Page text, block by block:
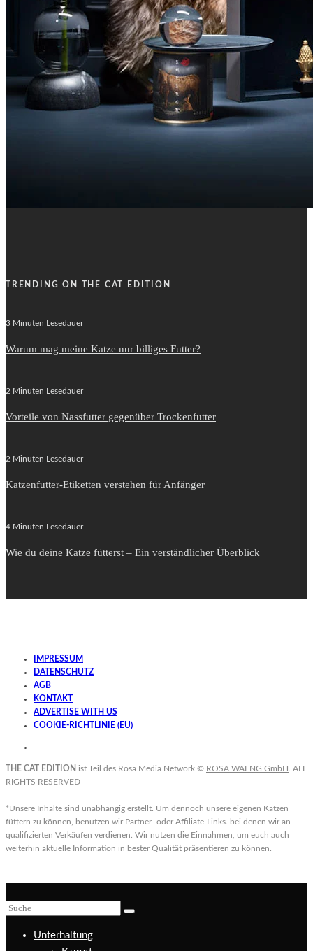
TRENDING ON THE CAT EDITION
3 Minuten Lesedauer
Warum mag meine Katze nur billiges Futter?
2 Minuten Lesedauer
Vorteile von Nassfutter gegenüber Trockenfutter
2 Minuten Lesedauer
Katzenfutter-Etiketten verstehen für Anfänger
4 Minuten Lesedauer
Wie du deine Katze fütterst – Ein verständlicher Überblick
IMPRESSUM
DATENSCHUTZ
AGB
KONTAKT
ADVERTISE WITH US
COOKIE-RICHTLINIE (EU)
THE CAT EDITION ist Teil des Rosa Media Network © ROSA WAENG GmbH . ALL
RIGHTS RESERVED
*Unsere Inhalte sind unabhängig erstellt. Um dennoch unsere eigenen Katzen
füttern zu können, benutzen wir Partner- oder Affiliate-Links. bei denen wir an
qualifizierten Verkäufen verdienen. Wir nutzen die Einnahmen, um euch auch
weiterhin aktuelle Information in bester Qualität präsentieren zu können.
Unterhaltung